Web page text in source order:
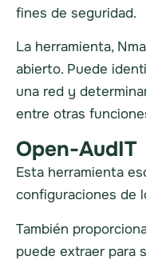
fines de seguridad.
La herramienta,
abierto. Puede
una red y
entre otras
Open-AudIT
Esta herramienta
configuraciones de
También
puede extraer para